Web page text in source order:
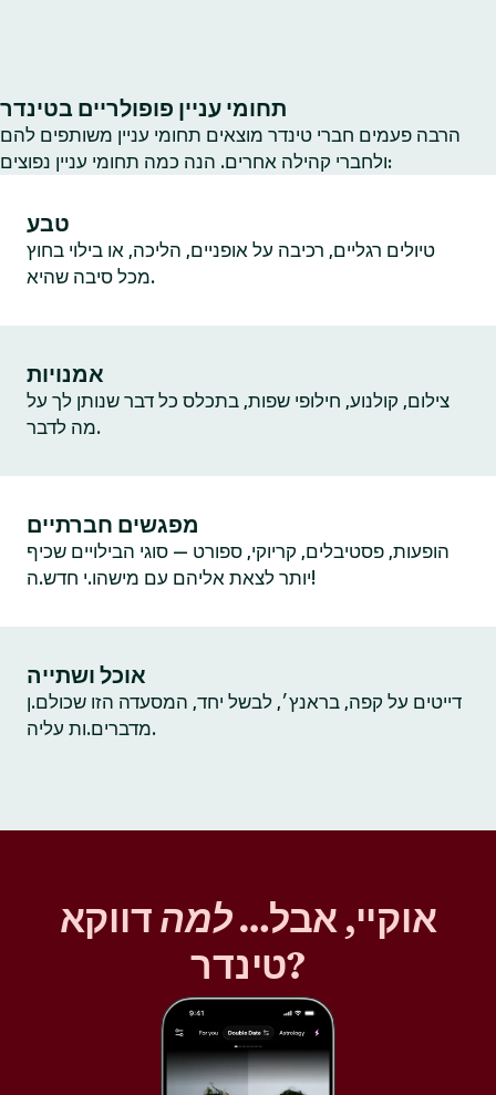
תחומי עניין פופולריים בטינדר
הרבה פעמים חברי טינדר מוצאים תחומי עניין משותפים להם
ולחברי קהילה אחרים. הנה כמה תחומי עניין נפוצים:
טבע
טיולים רגליים, רכיבה על אופניים, הליכה, או בילוי בחוץ
מכל סיבה שהיא.
אמנויות
צילום, קולנוע, חילופי שפות, בתכלס כל דבר שנותן לך על
מה לדבר.
מפגשים חברתיים
הופעות, פסטיבלים, קריוקי, ספורט — סוגי הבילויים שכיף
יותר לצאת אליהם עם מישהו.י חדש.ה!
אוכל ושתייה
דייטים על קפה, בראנץ׳, לבשל יחד, המסעדה הזו שכולם.ן
מדברים.ות עליה.
אוקיי, אבל…למהדווקא
טינדר?